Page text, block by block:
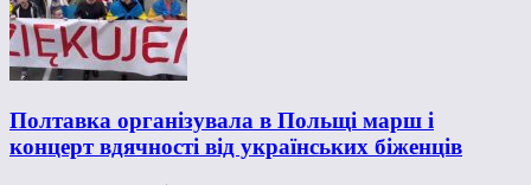
Полтавка організувала в Польщі марш і
концерт вдячності від українських біженців